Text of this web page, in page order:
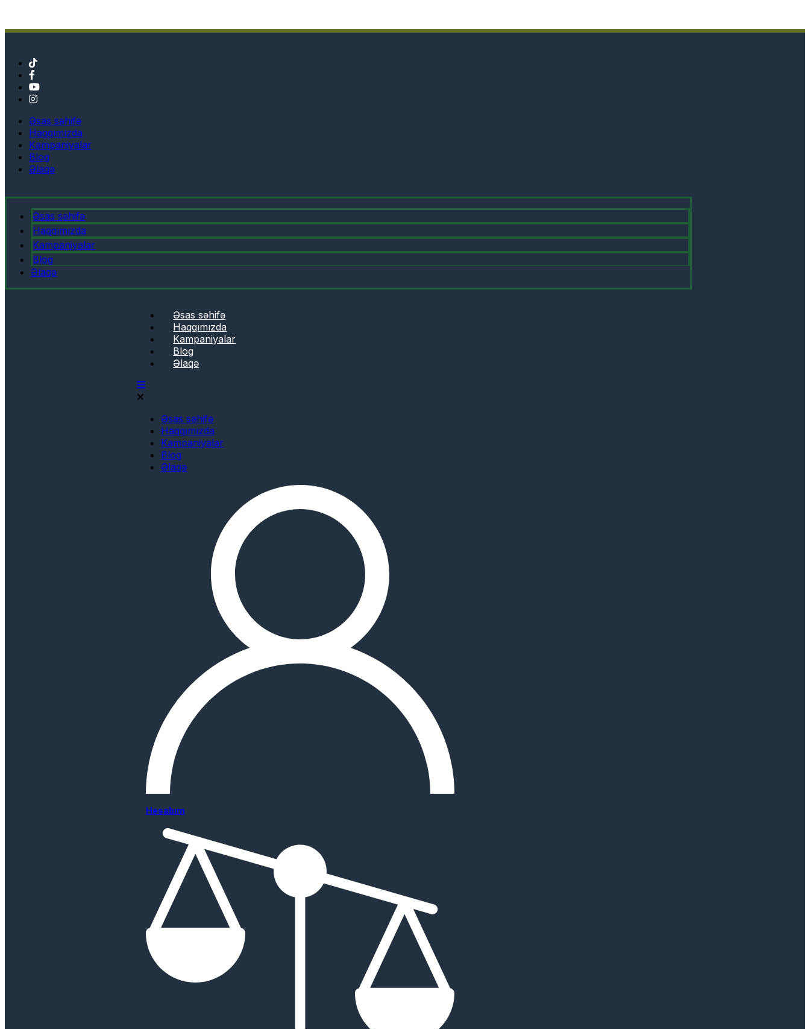
Əsas səhifə
Haqqımızda
Kampaniyalar
Blog
Əlaqə
Əsas səhifə
Haqqımızda
Kampaniyalar
Blog
Əlaqə
Əsas səhifə
Haqqımızda
Kampaniyalar
Blog
Əlaqə
Əsas səhifə
Haqqımızda
Kampaniyalar
Blog
Əlaqə
Hesabım